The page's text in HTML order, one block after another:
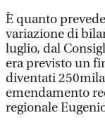
È quanto
variazione di
luglio, dal
era previsto un
diventati
emendamento
regionale